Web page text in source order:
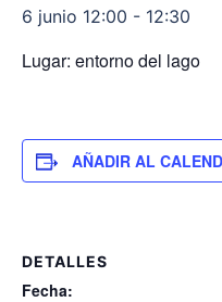
6 junio 12:00 - 12:30
Lugar: entorno del lago
AÑADIR AL
DETALLES
Fecha: